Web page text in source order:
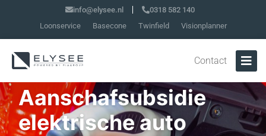
info@elysee.nl
0318 582 140
Loonservice
Basecone Twinfield Visionplanner
Contact
Aanschafsubsidie
elektrische auto